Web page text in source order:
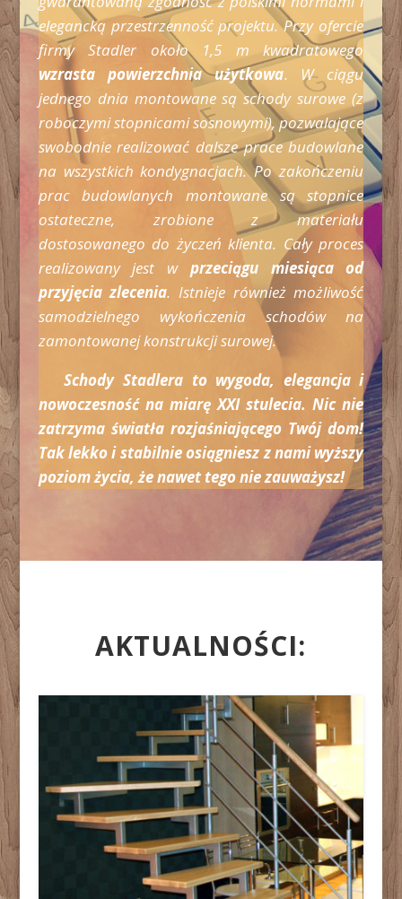
elegancką przestrzenność projektu. Przy ofercie
firmy Stadler około 1,5 m kwadratowego
wzrasta powierzchnia użytkowa. W ciągu
jednego dnia montowane są schody surowe (z
roboczymi stopnicami sosnowymi), pozwalające
swobodnie realizować dalsze prace budowlane
na wszystkich kondygnacjach. Po zakończeniu
prac budowlanych montowane są stopnice
ostateczne, zrobione z materiału
dostosowanego do życzeń klienta. Cały proces
realizowany jest w przeciągu miesiąca od
przyjęcia zlecenia. Istnieje również możliwość
samodzielnego wykończenia schodów na
zamontowanej konstrukcji surowej.
Schody Stadlera to wygoda, elegancja i
nowoczesność na miarę XXI stulecia. Nic nie
zatrzyma światła rozjaśniającego Twój dom!
Tak lekko i stabilnie osiągniesz z nami wyższy
poziom życia, że nawet tego nie zauważysz!
AKTUALNOŚCI: